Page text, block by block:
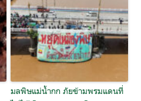
มลพิษแม่น้ำกก ภัยข้ามพรมแดนที่